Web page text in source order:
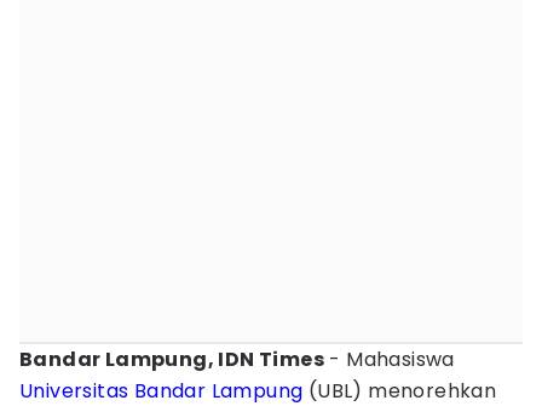
Bandar Lampung, IDN Times - Mahasiswa
Universitas Bandar Lampung (UBL) menorehkan